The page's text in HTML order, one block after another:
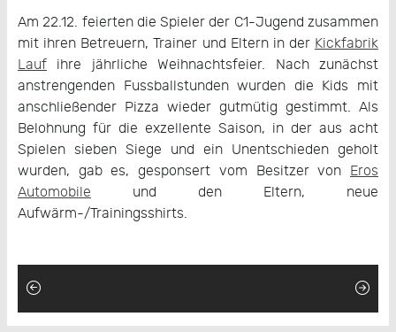
Am 22.12. feierten die Spieler der C1-Jugend zusammen
mit ihren Betreuern, Trainer und Eltern in der Kickfabrik
Lauf ihre jährliche Weihnachtsfeier. Nach zunächst
anstrengenden Fussballstunden wurden die Kids mit
anschließender Pizza wieder gutmütig gestimmt. Als
Belohnung für die exzellente Saison, in der aus acht
Spielen sieben Siege und ein Unentschieden geholt
wurden, gab es, gesponsert vom Besitzer von Eros
Automobile und den Eltern, neue
Aufwärm-/Trainingsshirts.